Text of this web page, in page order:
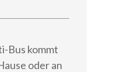
Bus kommt
oder an